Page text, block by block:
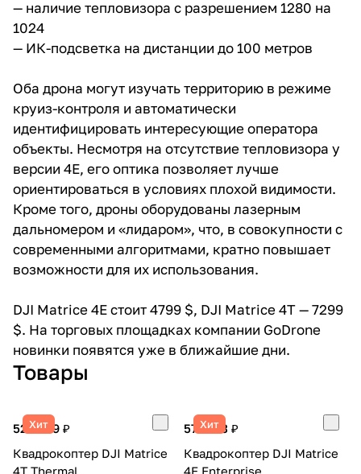
— наличие тепловизора с разрешением 1280 на
1024
— ИК-подсветка на дистанции до 100 метров
Оба дрона могут изучать территорию в режиме
круиз-контроля и автоматически
идентифицировать интересующие оператора
объекты. Несмотря на отсутствие тепловизора у
версии 4E, его оптика позволяет лучше
ориентироваться в условиях плохой видимости.
Кроме того, дроны оборудованы лазерным
дальномером и «лидаром», что, в совокупности с
современными алгоритмами, кратно повышает
возможности для их использования.
DJI Matrice 4E стоит 4799 $, DJI Matrice 4T — 7299
$. На торговых площадках компании GoDrone
новинки появятся уже в ближайшие дни.
Товары
Хит
523 239 ₽
Квадрокоптер DJI Matrice
4T Thermal
Хит
571 943 ₽
Квадрокоптер DJI Matrice
4E Enterprise